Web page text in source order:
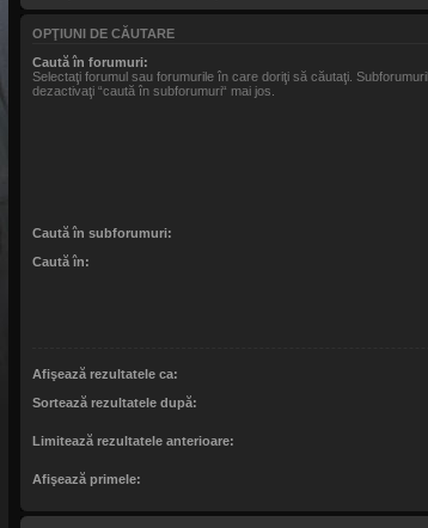
OPŢIUNI DE CĂUTARE
Caută în forumuri:
Selectaţi forumul sau forumurile în care doriţi să căutaţi.
dezactivaţi “caută în subforumuri“ mai jos.
Caută în subforumuri:
Caută în:
Afişează rezultatele ca:
Sortează rezultatele după:
Limitează rezultatele anterioare:
Afişează primele: